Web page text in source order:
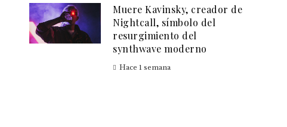
Muere Kavinsky, creador de
Nightcall, símbolo del
resurgimiento del
synthwave moderno
Hace 1 semana